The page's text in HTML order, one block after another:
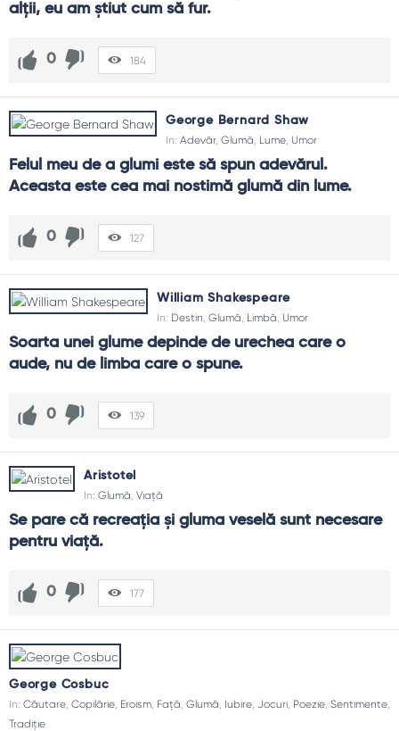
alţii, eu am ştiut cum să fur.
0 184
George Bernard Shaw
In: Adevăr, Glumă, Lume, Umor
Felul meu de a glumi este să spun adevărul.
Aceasta este cea mai nostimă glumă din lume.
0 127
William Shakespeare
In: Destin, Glumă, Limbă, Umor
Soarta unei glume depinde de urechea care o
aude, nu de limba care o spune.
0 139
Aristotel
In: Glumă, Viață
Se pare că recreaţia şi gluma veselă sunt necesare
pentru viaţă.
0 177
George Cosbuc
In: Căutare Copilărie Eroism Față Glumă Iubire Jocuri Poezie Sentimente
Tradiție